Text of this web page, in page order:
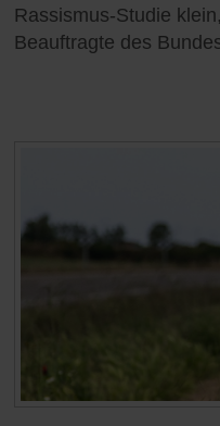
Rassismus-Studie
Beauftragte des